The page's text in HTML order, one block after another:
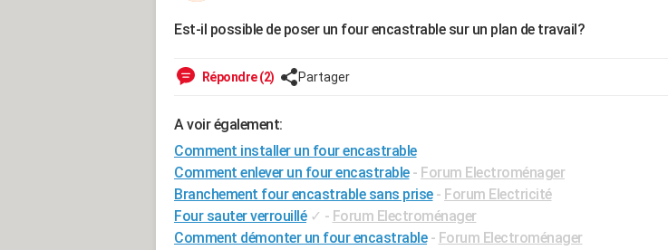
Est-il possible de poser un four encastrable sur un plan de travail?
Répondre (2) Partager
A voir également:
Comment installer un four encastrable
Comment enlever un four encastrable - Forum Electroménager
Branchement four encastrable sans prise - Forum Electricité
Four sauter verrouillé ✓ - Forum Electroménager
Comment démonter un four encastrable - Forum Electroménager